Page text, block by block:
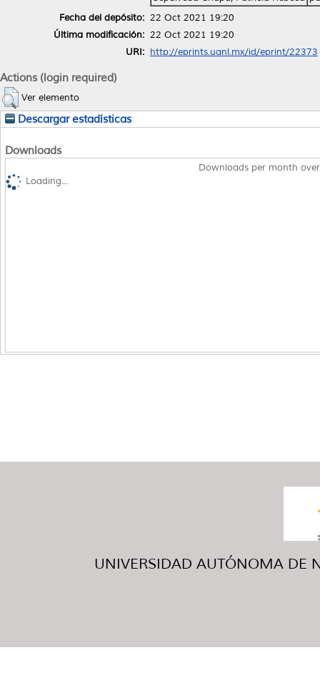
Fecha del depósito: 22 Oct 2021 19:20
Última modificación: 22 Oct 2021 19:20
URI: http://eprints.uanl.mx/id/eprint/22373
Actions (login required)
Ver elemento
Descargar estadísticas
Downloads
Downloads per month
Loading...
UNIVERSIDAD AUTÓNOMA DE